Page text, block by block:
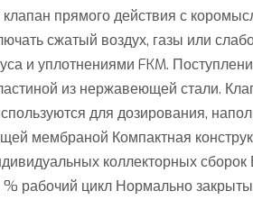
прямого действия с
сжатый воздух, газы или
и уплотнениями FKM.
из нержавеющей стали.
для дозирования,
мембраной Компактная
коллекторных
рабочий цикл Нормально